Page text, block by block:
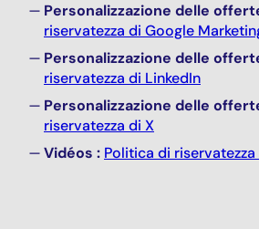
Personalizzazione delle
riservatezza di Google
Personalizzazione delle
riservatezza di LinkedIn
Personalizzazione delle
riservatezza di X
Vidéos : Politica di